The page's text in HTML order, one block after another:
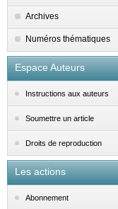
Archives
Numéros thématiques
Espace Auteurs
Instructions aux auteurs
Soumettre un article
Droits de reproduction
Les actions
Abonnement